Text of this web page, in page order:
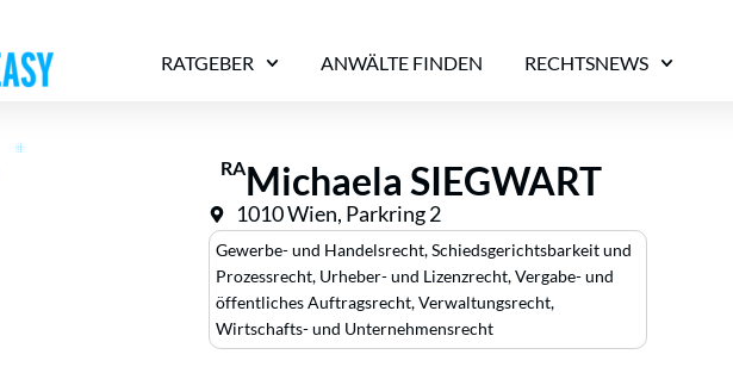
RATGEBER ANWÄLTE FINDEN RECHTSNEWS
RAMichaela SIEGWART
1010 Wien, Parkring 2
Gewerbe- und Handelsrecht,Schiedsgerichtsbarkeit und
Prozessrecht, Urheber- und Lizenzrecht,Vergabe- und
öffentliches Auftragsrecht,Verwaltungsrecht,
Wirtschafts- und Unternehmensrecht